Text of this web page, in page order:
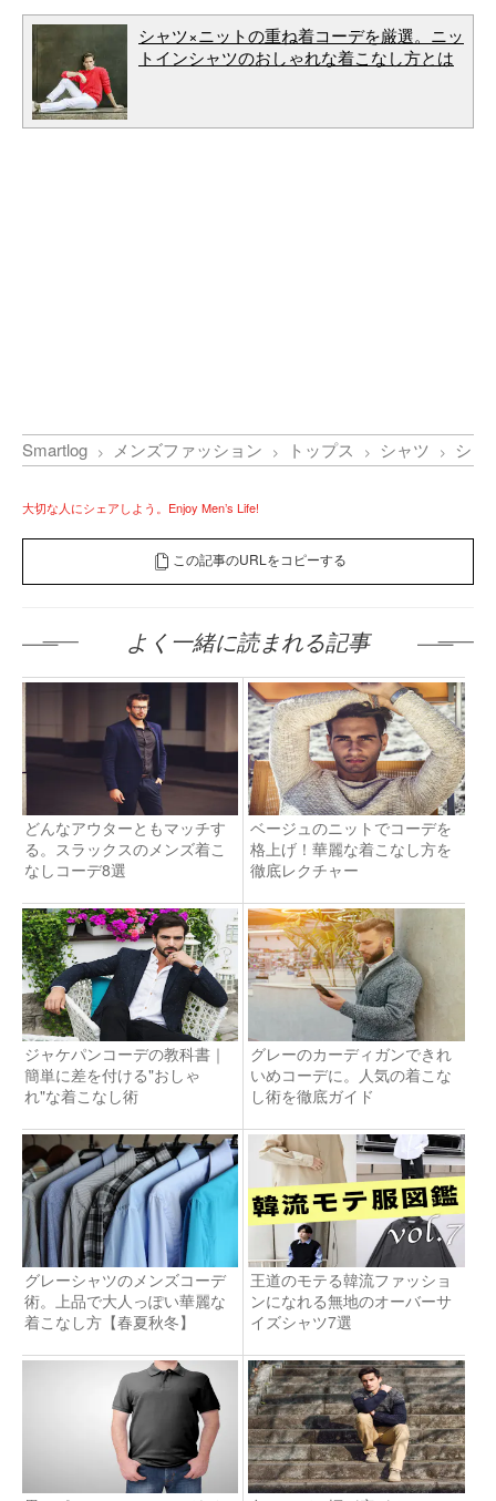
シャツ×ニットの重ね着コーデを厳選。ニッ
トインシャツのおしゃれな着こなし方とは
Smartlog メンズファッション トップス シャツ シャ
大切な人にシェアしよう。Enjoy Men’s Life!
この記事のURLをコピーする
よく一緒に読まれる記事
どんなアウターともマッチす
る。スラックスのメンズ着こ
なしコーデ8選
ベージュのニットでコーデを
格上げ！華麗な着こなし方を
徹底レクチャー
ジャケパンコーデの教科書｜
簡単に差を付ける"おしゃ
れ"な着こなし術
グレーのカーディガンできれ
いめコーデに。人気の着こな
し術を徹底ガイド
グレーシャツのメンズコーデ
術。上品で大人っぽい華麗な
着こなし方【春夏秋冬】
王道のモテる韓流ファッショ
ンになれる無地のオーバーサ
イズシャツ7選